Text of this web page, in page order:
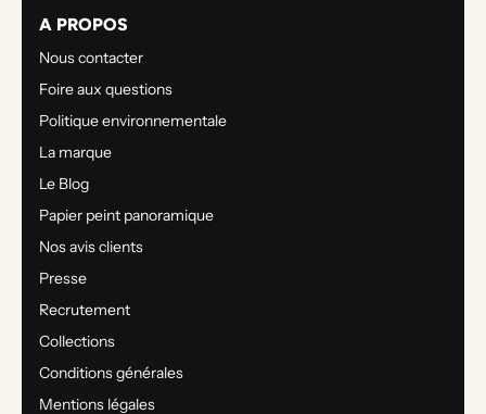
A PROPOS
Nous contacter
Foire aux questions
Politique environnementale
La marque
Le Blog
Papier peint panoramique
Nos avis clients
Presse
Recrutement
Collections
Conditions générales
Mentions légales